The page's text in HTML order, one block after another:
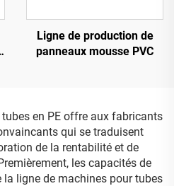
Ligne de production de
panneaux mousse PVC
en PE offre aux fabricants
qui se traduisent
de la rentabilité et de
les capacités de
ligne de machines pour tubes